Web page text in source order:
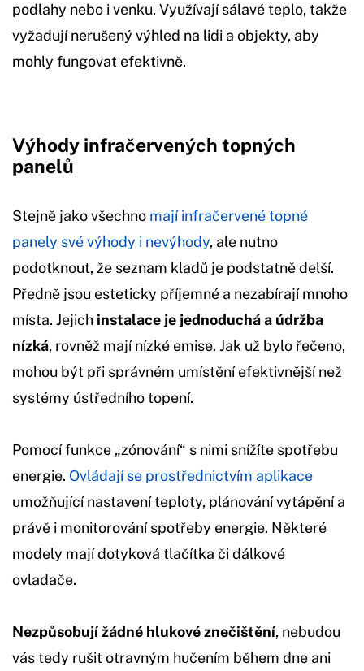
podlahy nebo i venku. Využívají sálavé teplo, takže
vyžadují nerušený výhled na lidi a objekty, aby
mohly fungovat efektivně.
Výhody infračervených topných
panelů
Stejně jako všechno mají infračervené topné
panely své výhody i nevýhody, ale nutno
podotknout, že seznam kladů je podstatně delší.
Předně jsou esteticky příjemné a nezabírají mnoho
místa. Jejich instalace je jednoduchá a údržba
nízká, rovněž mají nízké emise. Jak už bylo řečeno,
mohou být při správném umístění efektivnější než
systémy ústředního topení.
Pomocí funkce „zónování“ s nimi snížíte spotřebu
energie. Ovládají se prostřednictvím aplikace
umožňující nastavení teploty, plánování vytápění a
právě i monitorování spotřeby energie. Některé
modely mají dotyková tlačítka či dálkové
ovladače.
Nezpůsobují žádné hlukové znečištění, nebudou
vás tedy rušit otravným hučením během dne ani